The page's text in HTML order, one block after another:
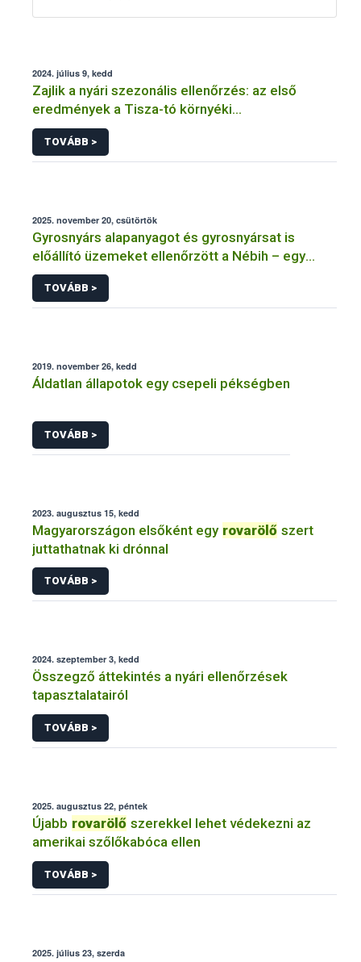
2024. július 9, kedd
Zajlik a nyári szezonális ellenőrzés: az első
eredmények a Tisza-tó környéki
vendéglátóhelyekről érkeztek
TOVÁBB >
2025. november 20, csütörtök
Gyrosnyárs alapanyagot és gyrosnyársat is
előállító üzemeket ellenőrzött a Nébih – egy
üzem működését azonnal felfüggesztették
TOVÁBB >
2019. november 26, kedd
Áldatlan állapotok egy csepeli pékségben
TOVÁBB >
2023. augusztus 15, kedd
Magyarországon elsőként egy rovarölő szert
juttathatnak ki drónnal
TOVÁBB >
2024. szeptember 3, kedd
Összegző áttekintés a nyári ellenőrzések
tapasztalatairól
TOVÁBB >
2025. augusztus 22, péntek
Újabb rovarölő szerekkel lehet védekezni az
amerikai szőlőkabóca ellen
TOVÁBB >
2025. július 23, szerda